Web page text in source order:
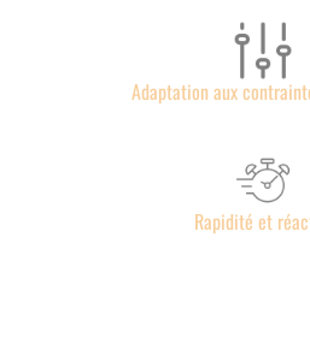
Adaptation aux
Rapidité et